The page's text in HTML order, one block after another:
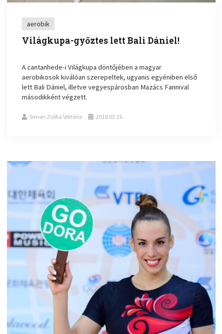
aerobik
Világkupa-győztes lett Bali Dániel!
A cantanhede-i Világkupa döntőjében a magyar
aerobikosok kiválóan szerepeltek, ugyanis egyéniben első
lett Bali Dániel, illetve vegyespárosban Mazács Fannival
másodikként végzett.
Simon Zsófia Viktória 2018.03.26.